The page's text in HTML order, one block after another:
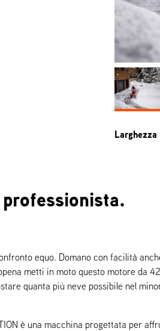
equo. Domano con facilità
metti in moto questo motore da
quanta più neve possibile nel
è una macchina progettata per